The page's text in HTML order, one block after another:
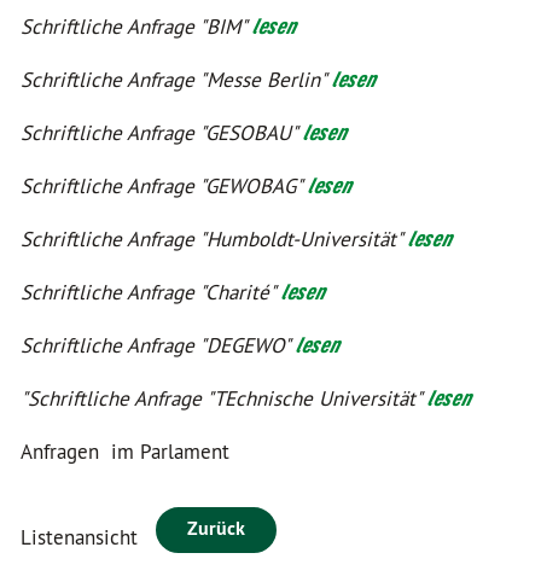
Schriftliche Anfrage "BIM"lesen
Schriftliche Anfrage "Messe Berlin"lesen
Schriftliche Anfrage "GESOBAU"lesen
Schriftliche Anfrage "GEWOBAG"lesen
Schriftliche Anfrage "Humboldt-Universität"lesen
Schriftliche Anfrage "Charité"lesen
Schriftliche Anfrage "DEGEWO"lesen
"Schriftliche Anfrage "TEchnische Universität"lesen
Anfragen im Parlament
Listenansicht Zurück